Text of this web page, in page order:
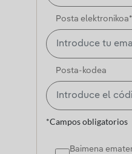
Posta elektronikoa*
Posta-kodea
*Campos obligatorios
Baimena